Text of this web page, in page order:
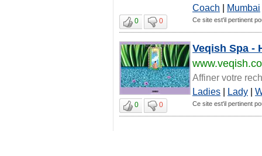
Coach | Mumbai
0 0 Ce site est'il pertinent
Veqish Spa -
Affiner votre
Ladies | Lady |
0 0 Ce site est'il pertinent